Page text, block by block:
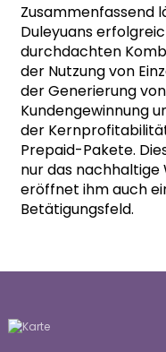
Zusammenfassend
Duleyuans
durchdachten
der Nutzung von
der Generierung
Kundengewinnung
der
Prepaid-Pakete.
nur das nachhaltige
eröffnet ihm auch
Betätigungsfeld.